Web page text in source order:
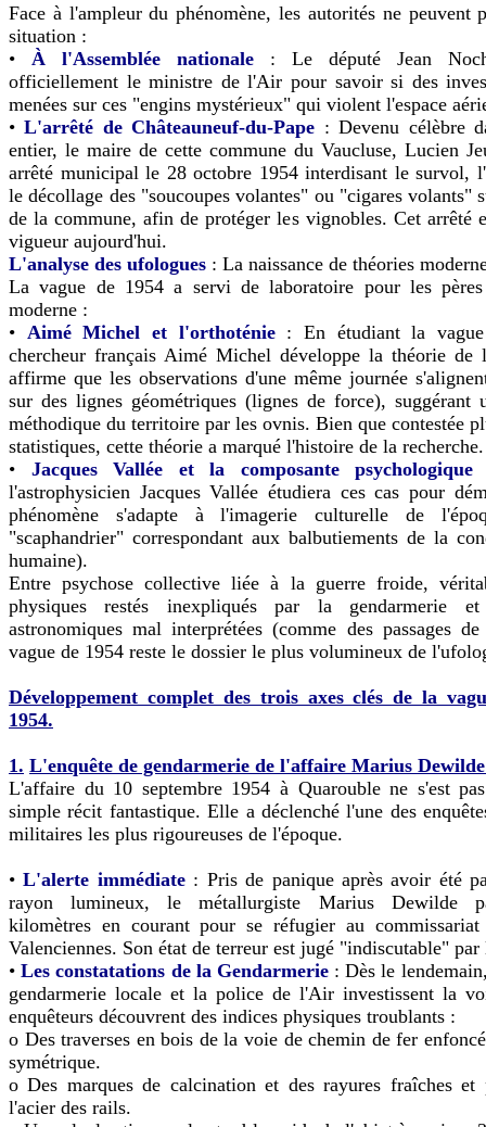
Face à l'ampleur du phénomène, les autorités ne peuvent
situation :
• À l'Assemblée nationale : Le député Jean
officiellement le ministre de l'Air pour savoir si des
menées sur ces "engins mystérieux" qui violent l'espace
•L'arrêté de Châteauneuf-du-Pape : Devenu célèbre
entier, le maire de cette commune du Vaucluse, Lucien
arrêté municipal le 28 octobre 1954 interdisant le survol,
le décollage des "soucoupes volantes" ou "cigares volants"
de la commune, afin de protéger les vignobles. Cet arrêté
vigueur aujourd'hui.
L'analyse des ufologues : La naissance de théories
La vague de 1954 a servi de laboratoire pour les
moderne :
• Aimé Michel et l'orthoténie: En étudiant la
chercheur français Aimé Michel développe la théorie de
affirme que les observations d'une même journée
sur des lignes géométriques (lignes de force), suggérant
méthodique du territoire par les ovnis. Bien que contestée
statistiques, cette théorie a marqué l'histoire de la recherche.
• Jacques Vallée et la composante psychologique
l'astrophysicien Jacques Vallée étudiera ces cas pour
phénomène s'adapte à l'imagerie culturelle de
"scaphandrier" correspondant aux balbutiements de la
humaine).
Entre psychose collective liée à la guerre froide,
physiques restés inexpliqués par la gendarmerie et
astronomiques mal interprétées (comme des passages
vague de 1954 reste le dossier le plus volumineux de
Développement complet des trois axes clés de la
1954.
1. L'enquête de gendarmerie de l'affaire Marius
L'affaire du 10 septembre 1954 à Quarouble ne s'est
simple récit fantastique. Elle a déclenché l'une des
militaires les plus rigoureuses de l'époque.
•L'alerte immédiate: Pris de panique après avoir été
rayon lumineux, le métallurgiste Marius Dewilde
kilomètres en courant pour se réfugier au
Valenciennes. Son état de terreur est jugé "indiscutable"
•Les constatations de la Gendarmerie: Dès le
gendarmerie locale et la police de l'Air investissent la
enquêteurs découvrent des indices physiques troublants :
o Des traverses en bois de la voie de chemin de fer
symétrique.
o Des marques de calcination et des rayures fraîches et
l'acier des rails.